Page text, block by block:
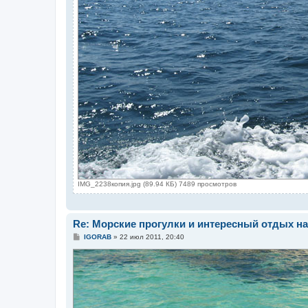
IMG_2238копия.jpg (89.94 КБ) 7489 просмотров
Re: Морские прогулки и интересный отдых
С
о
б
щ
е
н
и
е
IGORAB» 22 июл 2011, 20:40